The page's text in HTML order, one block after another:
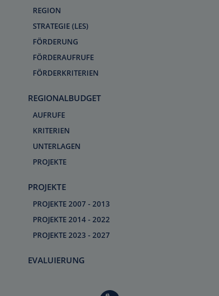
REGION
STRATEGIE (LES)
FÖRDERUNG
FÖRDERAUFRUFE
FÖRDERKRITERIEN
REGIONALBUDGET
AUFRUFE
KRITERIEN
UNTERLAGEN
PROJEKTE
PROJEKTE
PROJEKTE 2007 - 2013
PROJEKTE 2014 - 2022
PROJEKTE 2023 - 2027
EVALUIERUNG